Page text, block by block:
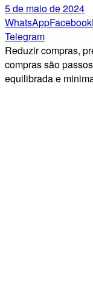
5 de maio de 2024
WhatsAppFacebook
Telegram
Reduzir compras,
compras são
equilibrada e